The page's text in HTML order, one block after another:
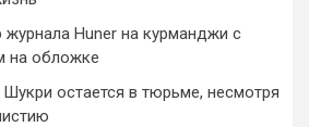
Huner на курманджи с
обложке
остается в тюрьме, несмотря